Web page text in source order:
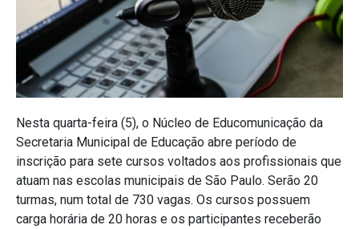
Nesta quarta-feira (5), o Núcleo de Educomunicação da
Secretaria Municipal de Educação abre período de
inscrição para sete cursos voltados aos profissionais que
atuam nas escolas municipais de São Paulo. Serão 20
turmas, num total de 730 vagas. Os cursos possuem
carga horária de 20 horas e os participantes receberão